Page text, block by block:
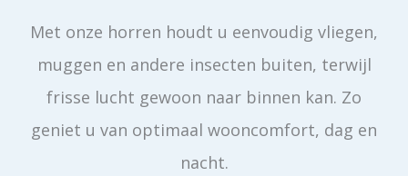
Met onze horren houdt u eenvoudig vliegen,
muggen en andere insecten buiten, terwijl
frisse lucht gewoon naar binnen kan. Zo
geniet u van optimaal wooncomfort, dag en
nacht.